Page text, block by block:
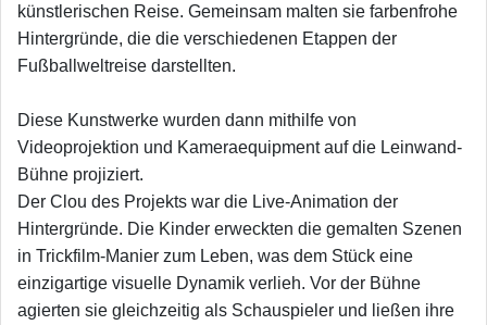
künstlerischen Reise. Gemeinsam malten sie farbenfrohe
Hintergründe, die die verschiedenen Etappen der
Fußballweltreise darstellten.
Diese Kunstwerke wurden dann mithilfe von
Videoprojektion und Kameraequipment auf die Leinwand-
Bühne projiziert.
Der Clou des Projekts war die Live-Animation der
Hintergründe. Die Kinder erweckten die gemalten Szenen
in Trickfilm-Manier zum Leben, was dem Stück eine
einzigartige visuelle Dynamik verlieh. Vor der Bühne
agierten sie gleichzeitig als Schauspieler und ließen ihre